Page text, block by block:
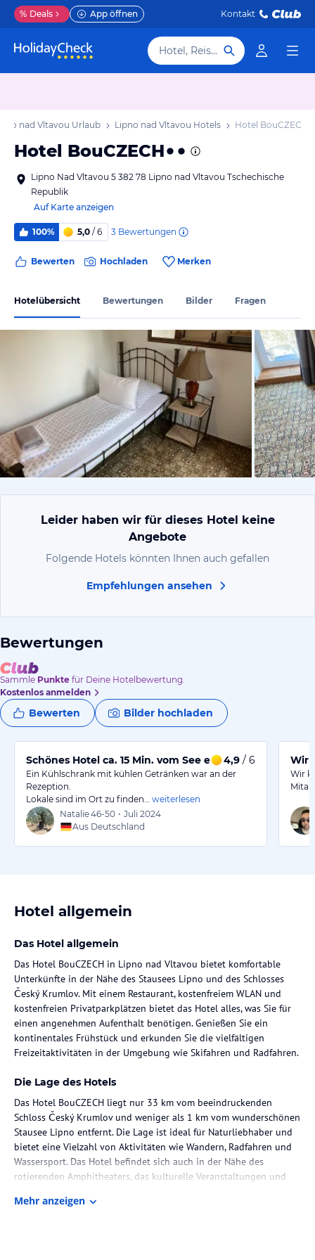
% Deals App öffnen Kontakt
Hotel, Reiseziel
nad Vltavou Urlaub Lipno nad Vltavou Hotels Hotel BouCZECH
Hotel BouCZECH
Lipno Nad Vltavou 5 382 78 Lipno nad Vltavou Tschechische
Republik
Auf Karte anzeigen
100% 5,0 / 6 3 Bewertungen
Bewerten Hochladen Merken
Hotelübersicht Bewertungen Bilder Fragen
von Ivan,
Leider haben wir für dieses Hotel keine
Angebote
Folgende Hotels könnten Ihnen auch gefallen
Empfehlungen ansehen
Bewertungen
Sammle Punkte für Deine Hotelbewertung.
Kostenlos anmelden
Bewerten Bilder hochladen
Schönes Hotel ca. 15 Min. vom See entfernt
4,9 / 6
Ein Kühlschrank mit kühlen Getränken war an der
Rezeption.
Lokale sind im Ort zu finden…
weiterlesen
Natalie46-50 • Juli 2024
Aus Deutschland
Wir
Wir
Hotel allgemein
Das Hotel allgemein
Das Hotel BouCZECH in Lipno nad Vltavou bietet komfortable
Unterkünfte in der Nähe des Stausees Lipno und des Schlosses
Český Krumlov. Mit einem Restaurant, kostenfreiem WLAN und
kostenfreien Privatparkplätzen bietet das Hotel alles, was Sie für
einen angenehmen Aufenthalt benötigen. Genießen Sie ein
kontinentales Frühstück und erkunden Sie die vielfältigen
Freizeitaktivitäten in der Umgebung wie Skifahren und Radfahren.
Die Lage des Hotels
Das Hotel BouCZECH liegt nur 33 km vom beeindruckenden
Schloss Český Krumlov und weniger als 1 km vom wunderschönen
Stausee Lipno entfernt. Die Lage ist ideal für Naturliebhaber und
bietet eine Vielzahl von Aktivitäten wie Wandern, Radfahren und
Wassersport. Das Hotel befindet sich auch in der Nähe des
rotierenden Amphitheaters, das kulturelle Veranstaltungen und
Linz, der sich in einer Entfernung von 67 km befindet.
Mehr anzeigen